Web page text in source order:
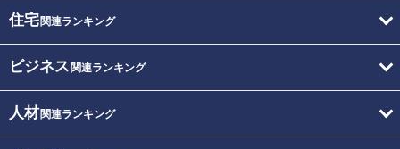
住宅関連ランキング
ビジネス 関連ランキング
人材関連ランキング